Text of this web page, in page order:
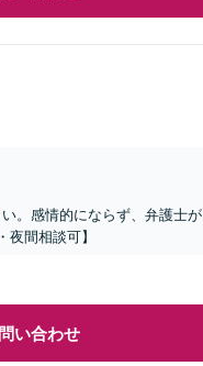
。感情的にならず、弁護士が
間相談可】
い合わせ